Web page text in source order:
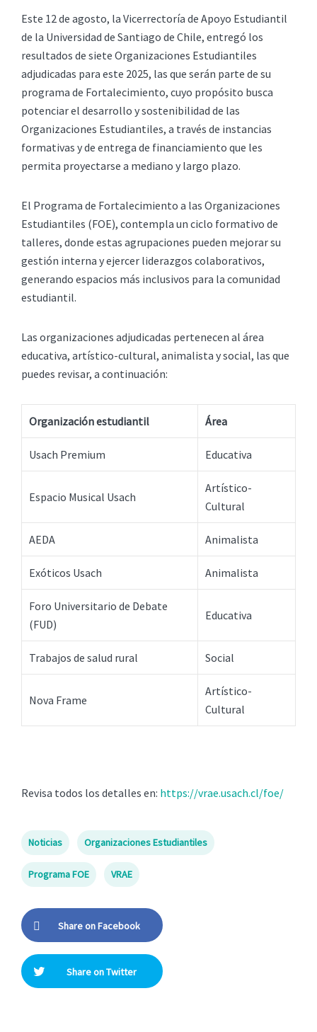
Este 12 de agosto, la Vicerrectoría de Apoyo Estudiantil
de la Universidad de Santiago de Chile, entregó los
resultados de siete Organizaciones Estudiantiles
adjudicadas para este 2025, las que serán parte de su
programa de Fortalecimiento, cuyo propósito busca
potenciar el desarrollo y sostenibilidad de las
Organizaciones Estudiantiles, a través de instancias
formativas y de entrega de financiamiento que les
permita proyectarse a mediano y largo plazo.
El Programa de Fortalecimiento a las Organizaciones
Estudiantiles (FOE), contempla un ciclo formativo de
talleres, donde estas agrupaciones pueden mejorar su
gestión interna y ejercer liderazgos colaborativos,
generando espacios más inclusivos para la comunidad
estudiantil.
Las organizaciones adjudicadas pertenecen al área
educativa, artístico-cultural, animalista y social, las que
puedes revisar, a continuación:
Organización estudiantil Área
Usach Premium Educativa
Espacio Musical Usach
Artístico-
Cultural
AEDA Animalista
Exóticos Usach Animalista
Foro Universitario de Debate
(FUD)
Educativa
Trabajos de salud rural Social
Nova Frame
Artístico-
Cultural
Revisa todos los detalles en: https://vrae.usach.cl/foe/
Noticias Organizaciones Estudiantiles
Programa FOE VRAE
Share on Facebook
Share on Twitter